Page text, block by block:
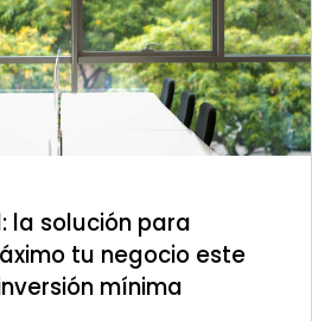
la solución para
tu negocio este
mínima